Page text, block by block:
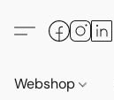
Webshop